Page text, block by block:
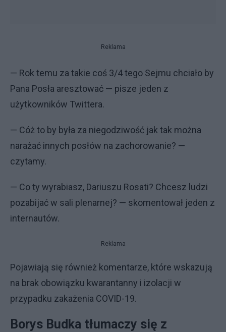
Reklama
— Rok temu za takie coś 3/4 tego Sejmu chciało by
Pana Posła aresztować — pisze jeden z
użytkowników Twittera.
— Cóż to by była za niegodziwość jak tak można
narażać innych posłów na zachorowanie? —
czytamy.
— Co ty wyrabiasz, Dariuszu Rosati? Chcesz ludzi
pozabijać w sali plenarnej? — skomentował jeden z
internautów.
Reklama
Pojawiają się również komentarze, które wskazują
na brak obowiązku kwarantanny i izolacji w
przypadku zakażenia COVID-19.
Borys Budka tłumaczy się z